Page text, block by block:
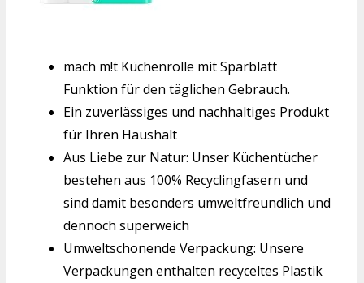
mach m!t Küchenrolle mit Sparblatt
Funktion für den täglichen Gebrauch.
Ein zuverlässiges und nachhaltiges Produkt
für Ihren Haushalt
Aus Liebe zur Natur: Unser Küchentücher
bestehen aus 100% Recyclingfasern und
sind damit besonders umweltfreundlich und
dennoch superweich
Umweltschonende Verpackung: Unsere
Verpackungen enthalten recyceltes Plastik